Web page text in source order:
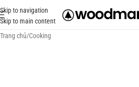
Skip to navigation
Skip to main content
Trang chủ/Cooking